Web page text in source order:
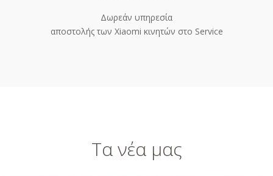
Δωρεάν υπηρεσία
αποστολής των Xiaomi κινητών στο Service
Τα νέα μας